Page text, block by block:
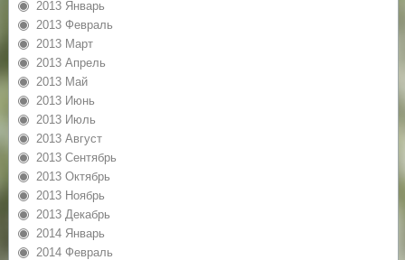
2013 Январь
2013 Февраль
2013 Март
2013 Апрель
2013 Май
2013 Июнь
2013 Июль
2013 Август
2013 Сентябрь
2013 Октябрь
2013 Ноябрь
2013 Декабрь
2014 Январь
2014 Февраль